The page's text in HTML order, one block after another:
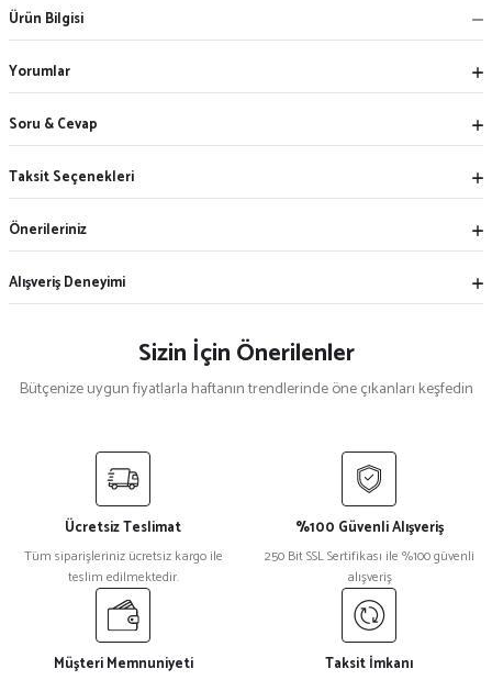
Ürün Bilgisi
Yorumlar
Soru & Cevap
Taksit Seçenekleri
Önerileriniz
Alışveriş Deneyimi
Sizin İçin Önerilenler
Bütçenize uygun fiyatlarla haftanın trendlerinde öne çıkanları keşfedin
Swarovski SK 0350 Cat Eye Siyah Kadın Güneş Gözlüğü
₺ 29.038
%18
Prada 0Pr A12S Dikdörtgen Siyah Kadın Güneş Gözlüğü
Ücretsiz Teslimat
Tüm siparişleriniz ücretsiz kargo ile
teslim edilmektedir.
%100 Güvenli Alışveriş
250 Bit SSL Sertifikası ile %100 güvenli
alışveriş
Müşteri Memnuniyeti Taksit İmkanı